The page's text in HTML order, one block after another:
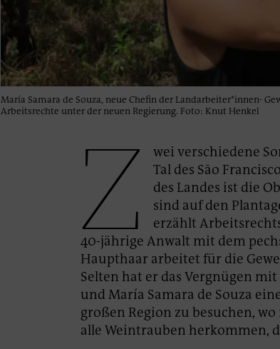
María Samara de Souza, neue Chefin der Landarbeiter*innen-
Arbeitsrechte unter der neuen Regierung. Foto: Knut Henkel
Z
wei verschiedene
Tal des Sāo
des Landes ist die
sind auf den
erzählt
40-jährige Anwalt mit dem
Haupthaar arbeitet für die
Selten hat er das Vergnügen
und María Samara de Souza
großen Region zu besuchen,
alle Weintrauben herkommen,